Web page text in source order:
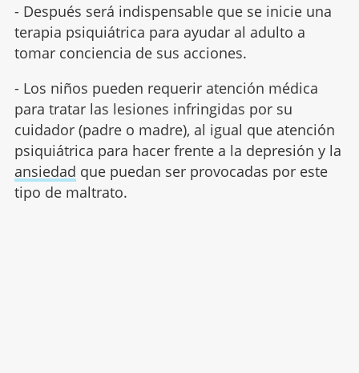
- Después será indispensable que se inicie una
terapia psiquiátrica para ayudar al adulto a
tomar conciencia de sus acciones.
- Los niños pueden requerir atención médica
para tratar las lesiones infringidas por su
cuidador (padre o madre), al igual que atención
psiquiátrica para hacer frente a la depresión y la
ansiedad que puedan ser provocadas por este
tipo de maltrato.